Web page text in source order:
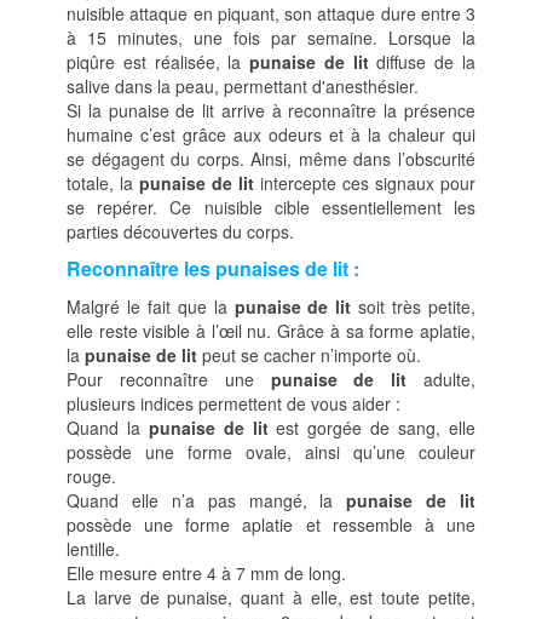
nuisible attaque en piquant, son attaque dure entre 3
à 15 minutes, une fois par semaine. Lorsque la
piqûre est réalisée, lapunaise de litdiffuse de la
salive dans la peau, permettant d'anesthésier.
Si la punaise de lit arrive à reconnaître la présence
humaine c’est grâce aux odeurs et à la chaleur qui
se dégagent du corps. Ainsi, même dans l’obscurité
totale, la punaise de lit intercepte ces signaux pour
se repérer. Ce nuisible cible essentiellement les
parties découvertes du corps.
Reconnaître les punaises de lit :
Malgré le fait que la punaise de lit soit très petite,
elle reste visible à l’œil nu. Grâce à sa forme aplatie,
la punaise de lit peut se cacher n’importe où.
Pour reconnaître une punaise de lit adulte,
plusieurs indices permettent de vous aider :
Quand la punaise de litest gorgée de sang, elle
possède une forme ovale, ainsi qu’une couleur
rouge.
Quand elle n’a pas mangé, lapunaise de lit
possède une forme aplatie et ressemble à une
lentille.
Elle mesure entre 4 à 7 mm de long.
La larve de punaise, quant à elle, est toute petite,